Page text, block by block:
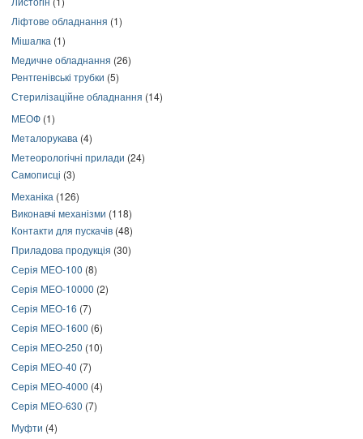
Ліфтове обладнання (1)
Мішалка (1)
Медичне обладнання (26)
Рентгенівські трубки (5)
Стерилізаційне обладнання (14)
МЕОФ (1)
Металорукава (4)
Метеорологічні прилади (24)
Самописці (3)
Механіка (126)
Виконавчі механізми (118)
Контакти для пускачів (48)
Приладова продукція (30)
Серія МЕО-100 (8)
Серія МЕО-10000 (2)
Серія МЕО-16 (7)
Серія МЕО-1600 (6)
Серія МЕО-250 (10)
Серія МЕО-40 (7)
Серія МЕО-4000 (4)
Серія МЕО-630 (7)
Муфти (4)